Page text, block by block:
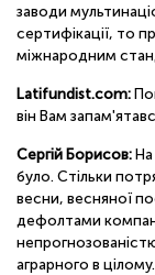
заводи
сертифікації, то
міжнародним
Latifundist.com:
він Вам
Сергій Борисов:На
було. Стільки
весни, весняної
дефолтами
аграрного в